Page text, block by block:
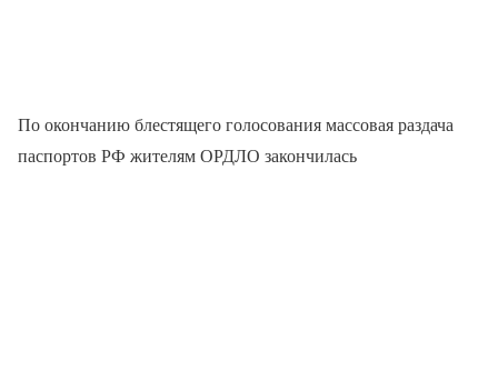
По окончанию блестящего голосования массовая раздача
паспортов РФ жителям ОРДЛО закончилась